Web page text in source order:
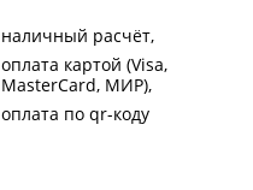
наличный расчёт
оплата картой (Visa,
MasterCard, МИР)
оплата по qr-коду